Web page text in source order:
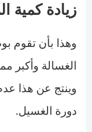
زيادة كمية
وهذا بأن تقوم
الغسالة وأكبر
وينتج عن هذا
دورة الغسيل.